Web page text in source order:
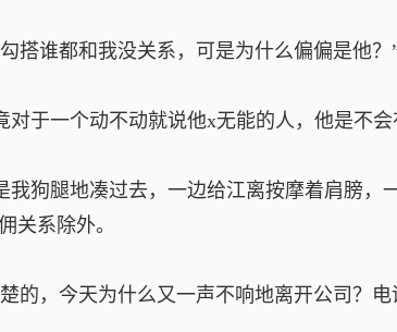
谁都和我没关系，可是为什么偏偏是他？
于一个动不动就说他x无能的人，他是不会
狗腿地凑过去，一边给江离按摩着肩膀，
关系除外。
的，今天为什么又一声不响地离开公司？